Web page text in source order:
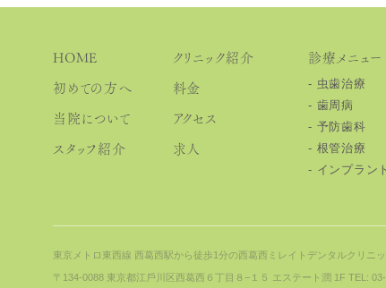
HOME
初めての⽅へ
当院について
スタッフ紹介
クリニック紹介
料⾦
アクセス
求人
診療メニュー
⾍⻭治療
⻭周病
予防⻭科
根管治療
インプラント
東京メトロ東⻄線 ⻄葛⻄駅から徒歩1分の⻄葛⻄ミレイトデンタルクリニッ
〒134-0088 東京都江⼾川区⻄葛⻄６丁⽬８−１５ エステート潤 1F TEL: